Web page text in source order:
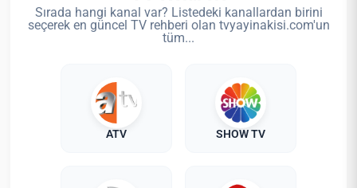
Sırada hangi kanal var? Listedeki kanallardan birini
seçerek en güncel TV rehberi olan tvyayinakisi.com'un
tüm...
ATV SHOW TV